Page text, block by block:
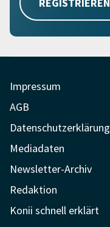
Impressum
AGB
Datenschutzerklärung
Mediadaten
Newsletter-Archiv
Redaktion
Konii schnell erklärt